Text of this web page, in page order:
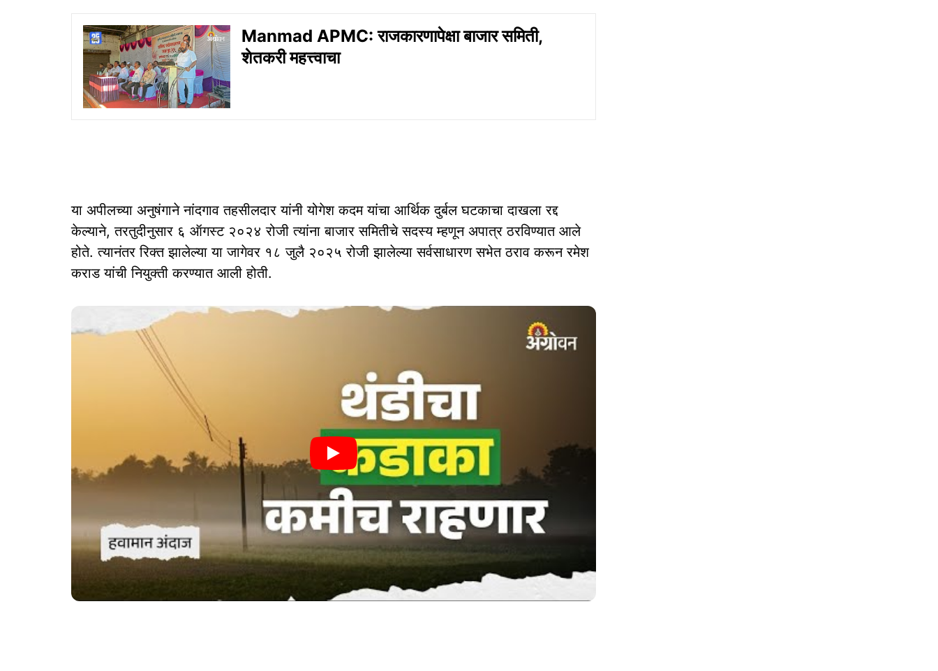
Manmad APMC: राजकारणापेक्षा बाजार समिती,
शेतकरी महत्त्वाचा
या अपीलच्या अनुषंगाने नांदगाव तहसीलदार यांनी योगेश कदम यांचा आर्थिक दुर्बल घटकाचा दाखला रद्द
केल्याने, तरतुदीनुसार ६ ऑगस्ट २०२४ रोजी त्यांना बाजार समितीचे सदस्य म्हणून अपात्र ठरविण्यात आले
होते. त्यानंतर रिक्त झालेल्या या जागेवर १८ जुलै २०२५ रोजी झालेल्या सर्वसाधारण सभेत ठराव करून रमेश
कराड यांची नियुक्ती करण्यात आली होती.